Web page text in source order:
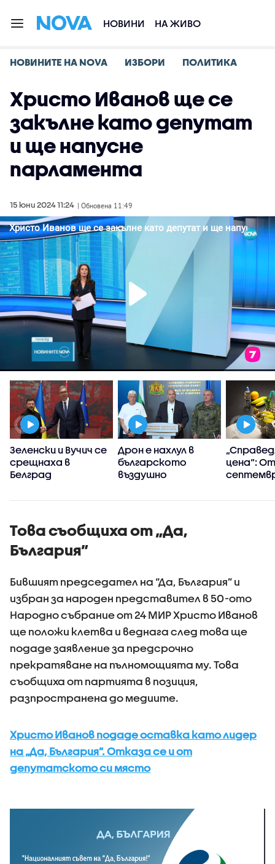
НОВИНИ НА ЖИВО
НОВИНИТЕ НА NOVA ИЗБОРИ ПОЛИТИКА
Христо Иванов ще се
закълне като депутат
и ще напусне
парламента
15 юни 2024 11:24 | Обновена 11:49
Зеленски и Вучич се
срещнаха в
Белград
Дрон е нахлул в
българското
въздушно
цена“: От
Това съобщиха от „Да,
България”
Бившият председател на “Да, България” и
избран за народен представител в 50-ото
Народно събрание от 24 МИР Христо Иванов
ще положи клетва и веднага след това ще
подаде заявление за предсрочно
прекратяване на пълномощията му. Това
съобщиха от партията в позиция,
разпространена до медиите.
Христо Иванов подаде оставка като лидер
на „Да, България”. Отказа се и от
депутатското си място